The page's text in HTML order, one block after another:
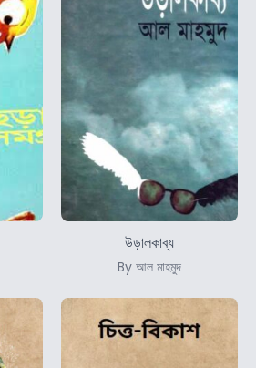
উড়ালকাব্য
By আল মাহমুদ